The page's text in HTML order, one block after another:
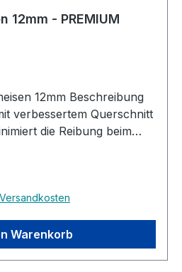
12mm - PREMIUM
verbessertem Querschnitt
die Reibung beim
mit dem Hammer
aus gebeiztem
und der
der Klinge schafft ein
Werkzeugs. Stahl
Warenkorb